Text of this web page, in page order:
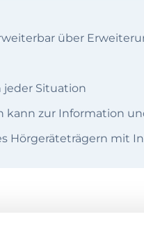
über
jeder Situation
kann zur Information
mit